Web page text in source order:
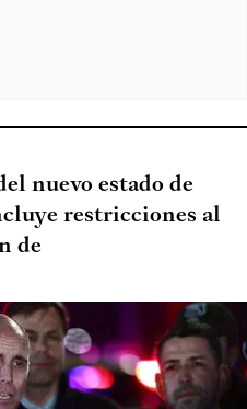
nuevo estado de
restricciones al
de